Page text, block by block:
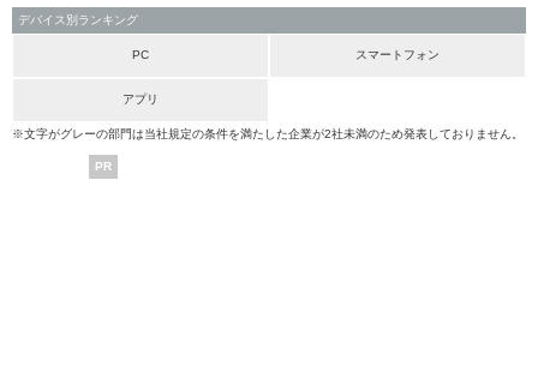
デバイス別ランキング
PC スマートフォン
アプリ
※文字がグレーの部門は当社規定の条件を満たした企業が2社未満のため発表しておりません。
PR